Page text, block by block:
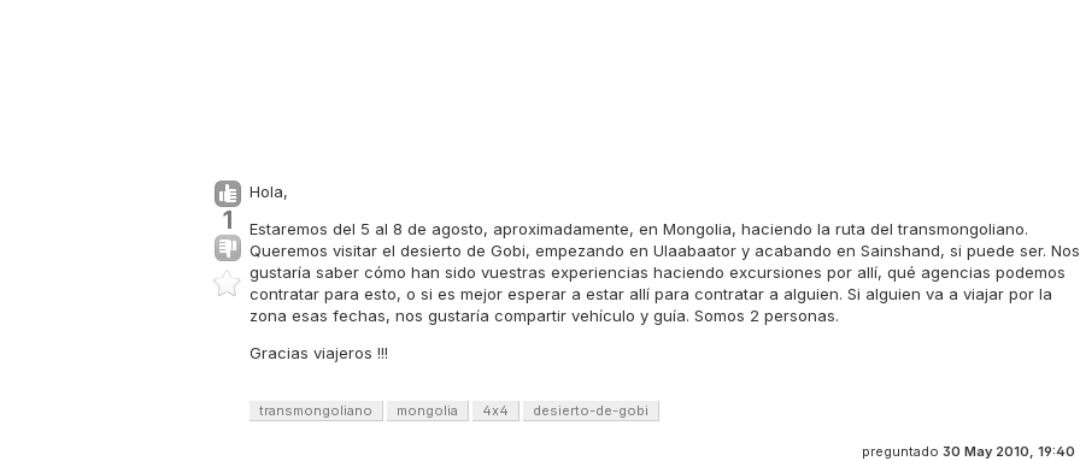
1
Hola,
Estaremos del 5 al 8 de agosto, aproximadamente, en Mongolia, haciendo la ruta del transmongoliano.
Queremos visitar el desierto de Gobi, empezando en Ulaabaator y acabando en Sainshand, si puede ser. Nos
gustaría saber cómo han sido vuestras experiencias haciendo excursiones por allí, qué agencias podemos
contratar para esto, o si es mejor esperar a estar allí para contratar a alguien. Si alguien va a viajar por la
zona esas fechas, nos gustaría compartir vehículo y guía. Somos 2 personas.
Gracias viajeros !!!
transmongoliano mongolia 4x4 desierto-de-gobi
preguntado 30 May 2010, 19:40